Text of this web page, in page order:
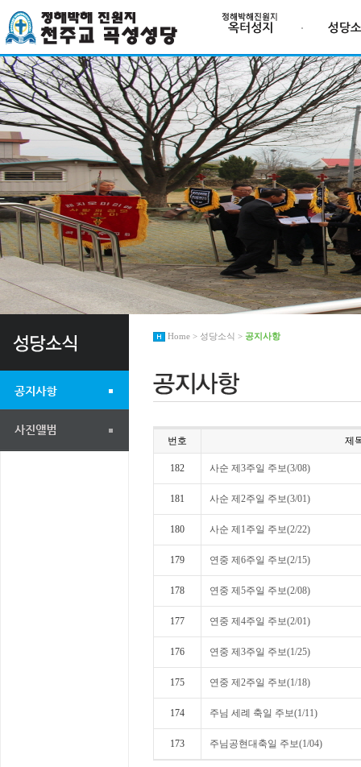
Home > 성당소식 > 공지사항
번호 제
182 사순 제3주일 주보(3/08)
181 사순 제2주일 주보(3/01)
180 사순 제1주일 주보(2/22)
179 연중 제6주일 주보(2/15)
178 연중 제5주일 주보(2/08)
177 연중 제4주일 주보(2/01)
176 연중 제3주일 주보(1/25)
175 연중 제2주일 주보(1/18)
174 주님 세례 축일 주보(1/11)
173 주님공현대축일 주보(1/04)